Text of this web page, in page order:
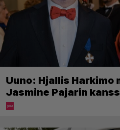
Uuno: Hjallis Harkimo
Jasmine Pajarin